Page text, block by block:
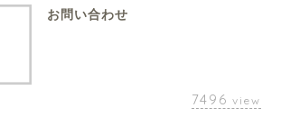
お問い合わせ
7496 view